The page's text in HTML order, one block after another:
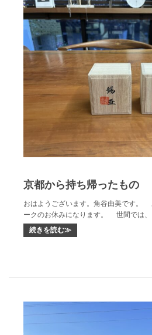
京都から持ち帰ったもの
おはようございます。角谷由美です。
ークのお休みになります。 世間では
続きを読む≫